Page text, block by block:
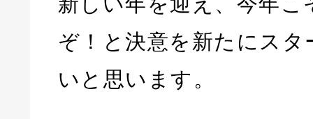
ぞ！と決意を新たにスタ
いと思います。